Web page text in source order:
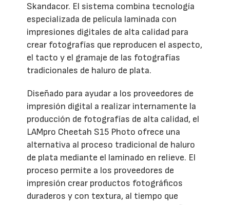
Skandacor. El sistema combina tecnología
especializada de película laminada con
impresiones digitales de alta calidad para
crear fotografías que reproducen el aspecto,
el tacto y el gramaje de las fotografías
tradicionales de haluro de plata.
Diseñado para ayudar a los proveedores de
impresión digital a realizar internamente la
producción de fotografías de alta calidad, el
LAMpro Cheetah S15 Photo ofrece una
alternativa al proceso tradicional de haluro
de plata mediante el laminado en relieve. El
proceso permite a los proveedores de
impresión crear productos fotográficos
duraderos y con textura, al tiempo que